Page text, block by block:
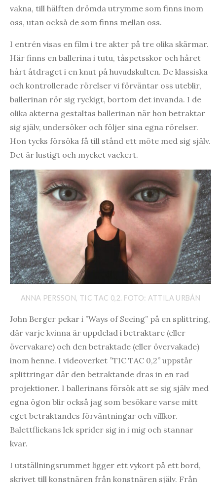
vakna, till hälften drömda utrymme som finns inom
oss, utan också de som finns mellan oss.
I entrén visas en film i tre akter på tre olika skärmar.
Här finns en ballerina i tutu, tåspetsskor och håret
hårt åtdraget i en knut på huvudskulten. De klassiska
och kontrollerade rörelser vi förväntar oss uteblir,
ballerinan rör sig ryckigt, bortom det invanda. I de
olika akterna gestaltas ballerinan när hon betraktar
sig själv, undersöker och följer sina egna rörelser.
Hon tycks försöka få till stånd ett möte med sig själv.
Det är lustigt och mycket vackert.
ANNA PERSSON, TIC TAC 0,2. FOTO: ATTILA URBÁN
John Berger pekar i ”Ways of Seeing” på en splittring,
där varje kvinna är uppdelad i betraktare (eller
övervakare) och den betraktade (eller övervakade)
inom henne. I videoverket ”TIC TAC 0,2” uppstår
splittringar där den betraktande dras in en rad
projektioner. I ballerinans försök att se sig själv med
egna ögon blir också jag som besökare varse mitt
eget betraktandes förväntningar och villkor.
Balettflickans lek sprider sig in i mig och stannar
kvar.
I utställningsrummet ligger ett vykort på ett bord,
skrivet till konstnären från konstnären själv. Från